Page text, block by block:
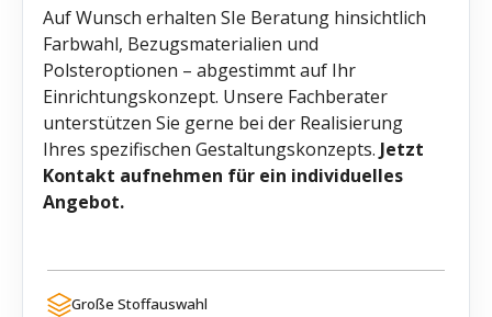
Auf Wunsch erhalten SIe Beratung hinsichtlich
Farbwahl, Bezugsmaterialien und
Polsteroptionen – abgestimmt auf Ihr
Einrichtungskonzept. Unsere Fachberater
unterstützen Sie gerne bei der Realisierung
Ihres spezifischen Gestaltungskonzepts. Jetzt
Kontakt aufnehmen für ein individuelles
Angebot.
Große Stoffauswahl